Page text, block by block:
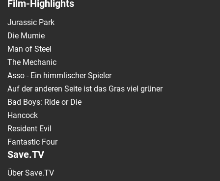
Film-Highlights
Jurassic Park
Die Mumie
Man of Steel
The Mechanic
Asso - Ein himmlischer Spieler
Auf der anderen Seite ist das Gras viel grüner
Bad Boys: Ride or Die
Hancock
Resident Evil
Fantastic Four
Save.TV
Über Save.TV